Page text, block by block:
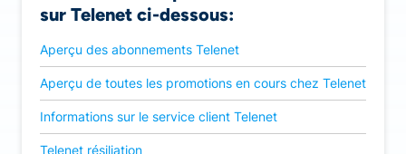
sur Telenet ci-dessous:
Aperçu des abonnements Telenet
Aperçu de toutes les promotions en cours chez Telenet
Informations sur le service client Telenet
Telenet résiliation